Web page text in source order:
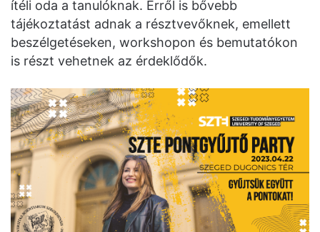
ítéli oda a tanulóknak. Erről is bővebb
tájékoztatást adnak a résztvevőknek, emellett
beszélgetéseken, workshopon és bemutatókon
is részt vehetnek az érdeklődők.